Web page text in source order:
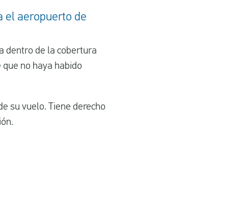
el aeropuerto de
dentro de la cobertura
no haya habido
su vuelo. Tiene derecho